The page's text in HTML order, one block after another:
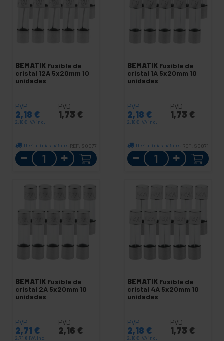
BEMATIK Fusible de
cristal 12A 5x20mm 10
unidades
PVP
2,18 €
2,18 € IVA inc.
PVD
1,73 €
De 4 a 6 días hábiles REF: SO077
Cantidad
BEMATIK Fusible de
cristal 1A 5x20mm 10
unidades
PVP
2,18 €
2,18 € IVA inc.
PVD
1,73 €
De 4 a 6 días hábiles REF: SO071
Cantidad
BEMATIK Fusible de
cristal 2A 5x20mm 10
unidades
PVP
2,71 €
2,71 € IVA inc.
PVD
2,16 €
BEMATIK Fusible de
cristal 4A 5x20mm 10
unidades
PVP
2,18 €
2,18 € IVA inc.
PVD
1,73 €